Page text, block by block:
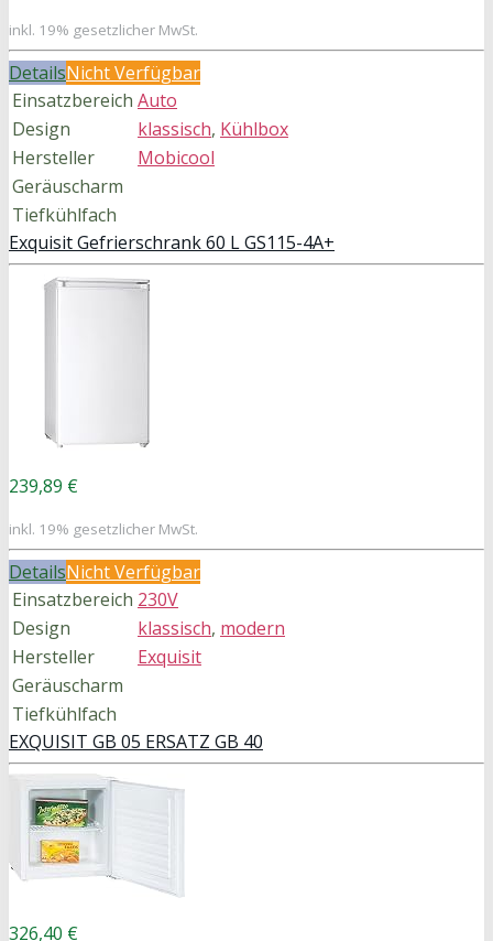
inkl. 19% gesetzlicher MwSt.
DetailsNicht Verfügbar
Einsatzbereich Auto
Design
klassisch, Kühlbox
Hersteller
Mobicool
Geräuscharm
Tiefkühlfach
Exquisit Gefrierschrank 60 L GS115-4A+
239,89 €
inkl. 19% gesetzlicher MwSt.
DetailsNicht Verfügbar
Einsatzbereich 230V
Design
klassisch, modern
Hersteller
Exquisit
Geräuscharm
Tiefkühlfach
EXQUISIT GB 05 ERSATZ GB 40
326,40 €